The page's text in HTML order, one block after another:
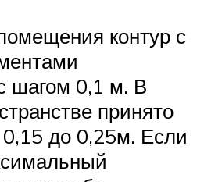
контур с
шагом 0,1 м. В
принято
0,15 до 0,25м. Если